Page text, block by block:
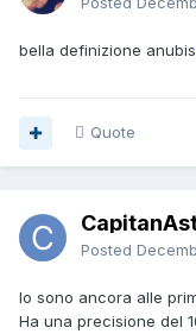
bella definizione anubis
Quote
Posted
Io sono ancora alle
Ha una precisione del